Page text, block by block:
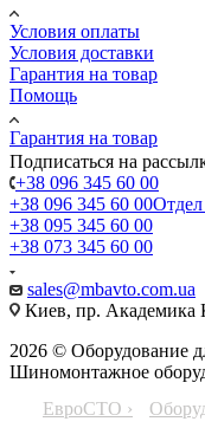
Условия оплаты
Условия доставки
Гарантия на товар
Помощь
Гарантия на товар
Подписаться на
+38 096 345 60 00
+38 096 345 60 00
+38 095 345 60 00
+38 073 345 60 00
sales@mbavto.com.ua
Киев, пр. Академика
2026 © Оборудование
Шиномонтажное
ЕвроСТО ›